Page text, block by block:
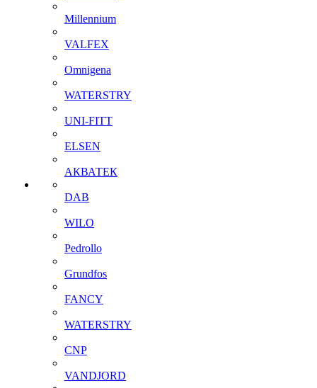
Millennium
VALFEX
Omnigena
WATERSTRY
UNI-FITT
ELSEN
АКВАТЕК
DAB
WILO
Pedrollo
Grundfos
FANCY
WATERSTRY
CNP
VANDJORD